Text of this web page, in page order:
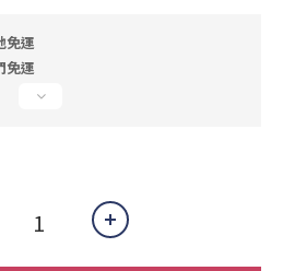
免運
免運